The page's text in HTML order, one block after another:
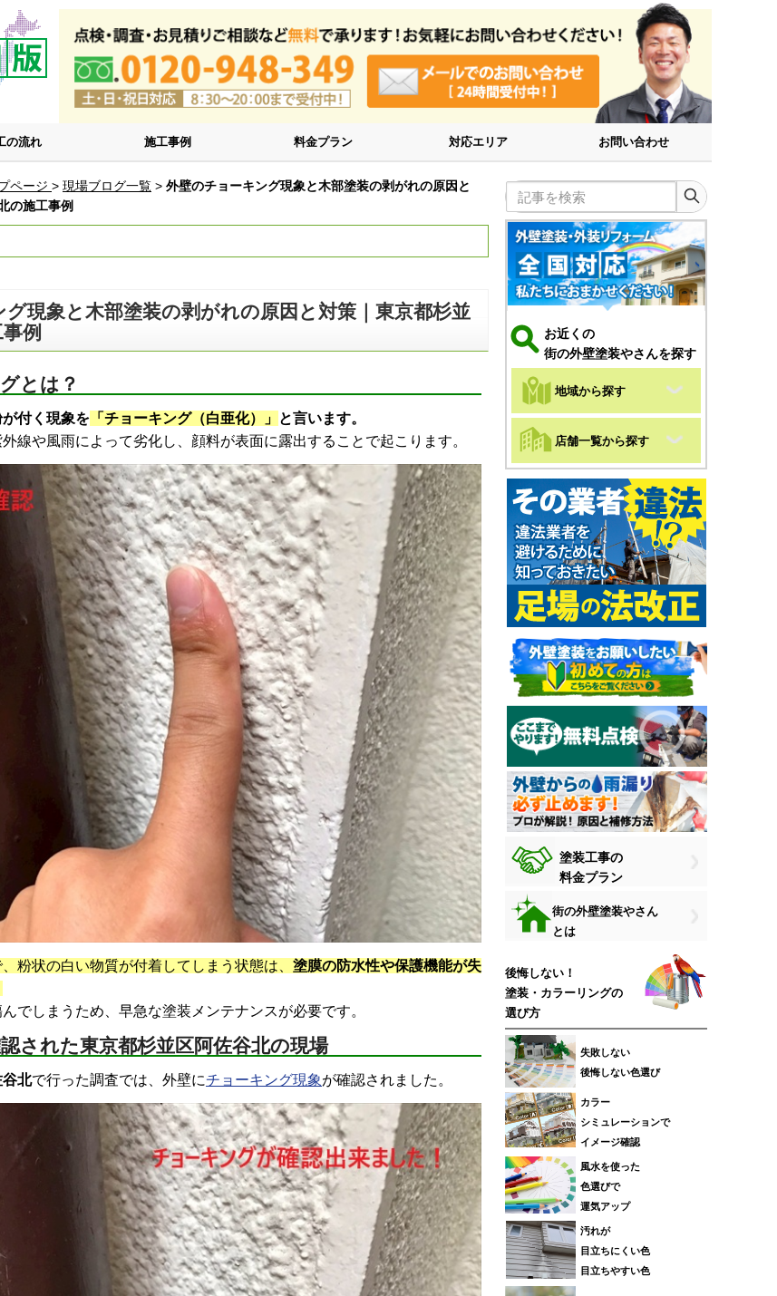
の流れ 施工事例 料金プラン 対応エリア お問い合わせ
ページ > 現場ブログ一覧 > 外壁のチョーキング現象と木部塗装の剥がれの原因と
の施工事例
現象と木部塗装の剥がれの原因と対策｜東京都杉並
例
とは？
付く現象を 「チョーキング（白亜化）」 と言います。
線や風雨によって劣化し、顔料が表面に露出することで起こります。
粉状の白い物質が付着してしまう状態は、 塗膜の防水性や保護機能が失
でしまうため、早急な塗装メンテナンスが必要です。
された東京都杉並区阿佐谷北の現場
北で行った調査では、外壁にチョーキング現象が確認されました。
記事を検索
お近くの
街の外壁塗装やさんを探す
地域から探す
店舗一覧から探す
塗装工事の
料金プラン
街の外壁塗装やさん
とは
後悔しない！
塗装・カラーリングの
選び方
失敗しない
後悔しない色選び
カラー
シミュレーションで
イメージ確認
風水を使った
色選びで
運気アップ
汚れが
目立ちにくい色
目立ちやすい色